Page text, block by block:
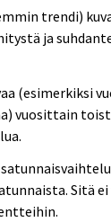
trendi)
ja
(esimerkiksi
vuosittain
Sitä